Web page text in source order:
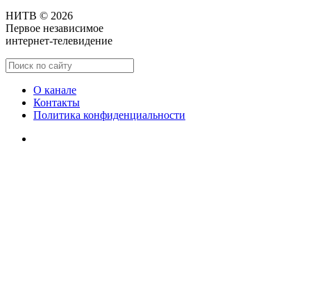
НИТВ © 2026
Первое независимое
интернет-телевидение
О канале
Контакты
Политика конфиденциальности